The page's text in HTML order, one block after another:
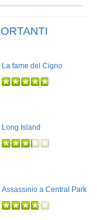
La fame del Cigno
Long Island
Assassinio a Central Park